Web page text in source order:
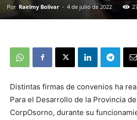
Por Raelmy Bolivar - 4 de julio de 2022
Distintas firmas de convenios ha
Para el Desarrollo de la Provincia
CorpOsorno, durante su